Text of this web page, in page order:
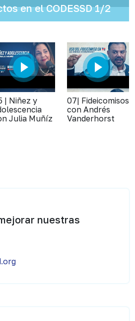
en el CODESSD 1/2
| Niñez y
Julia Muñíz
07| Fideicomisos
con Andrés
Vanderhorst
nuestras